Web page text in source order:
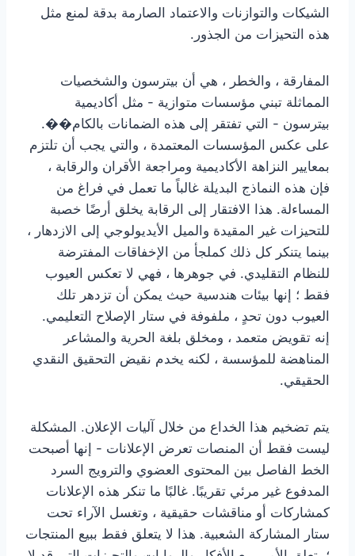
الشيكات والتوازنات والاعتماد الصارمة بدقة لمنع مثل
هذه التحيزات من الجذور.
المفارقة ، والخطر ، هي أن بيترسون والشخصيات
المماثلة تبني مؤسسات متوازية - مثل أكاديمية
بيترسون - التي تفتقر إلى هذه الضمانات بالكام��.
على عكس المؤسسات المعتمدة ، والتي يجب أن تلتزم
بمعايير النزاهة الأكاديمية ومراجعة الأقران والرقابة ،
فإن هذه النماذج البديلة غالباً ما تعمل في فراغ من
المساءلة. هذا الافتقار إلى الرقابة يخلق أرضًا خصبة
للتحيزات غير المقيدة والميل الأيديولوجي إلى الازدهار ،
بينما يتنكر كل ذلك كملجأ من الإخفاقات المفترضة
للنظام التقليدي. في جوهرها ، فهي لا تعكس العيوب
فقط ؛ إنها بيئات هندسية حيث يمكن أن تزدهر تلك
العيوب دون تحدٍ ، ملفوفة في ستار الإصلاح التعليمي.
إنه تقويض متعمد ، ومخلق بلغة الحرية والمشاعر
المناهضة للمؤسسة ، لكنه يخدم نقيض التحقيق النقدي
الحقيقي.
يتم تضخيم هذا الخداع من خلال آليات الإعلان. المشكلة
ليست فقط أن المنصات تعرض الإعلانات - إنها أصبحت
الخط الفاصل بين المحتوى العضوي والترويج السرد
المدفوع غير مرئي تقريبًا. غالبًا ما تنكر هذه الإعلانات
كمشاركات أو مناقشات حقيقية ، وتغسل الآراء تحت
ستار المشاركة الشعبية. هذا لا يتعلق فقط ببيع المنتجات